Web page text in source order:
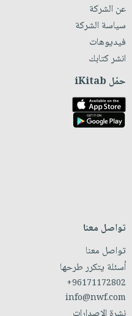
عن الشركة
سياسة الشركة
فيديوهات
انشر كتابك
حمّل iKitab
تواصل معنا
تواصل معنا
أسئلة يتكرر طرحها
+96171172802
info@nwf.com